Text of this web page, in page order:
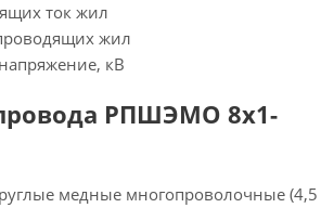
ток жил
жил
кВ
РПШЭМО 8х1-
медные многопроволочные (4,5